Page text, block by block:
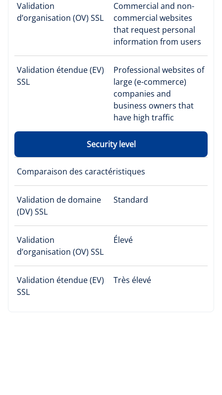
Validation
d’organisation (OV) SSL
Commercial and non-
commercial websites
that request personal
information from users
Validation étendue (EV)
SSL
Professional websites of
large (e-commerce)
companies and
business owners that
have high traffic
Security level
Comparaison des caractéristiques
Validation de domaine
(DV) SSL
Standard
Validation
d’organisation (OV) SSL
Élevé
Validation étendue (EV)
SSL
Très élevé